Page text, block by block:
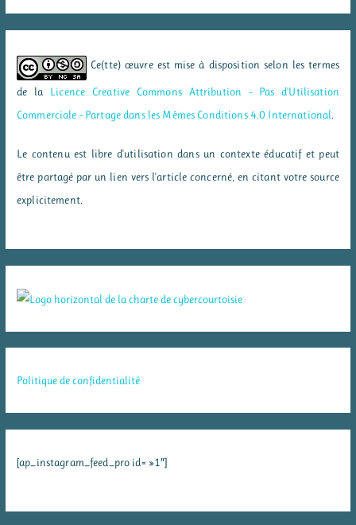
Ce(tte) œuvre est mise à disposition selon les termes
de la Licence Creative Commons Attribution - Pas d’Utilisation
Commerciale - Partage dans les Mêmes Conditions 4.0 International
Le contenu est libre d'utilisation dans un contexte éducatif et peut
être partagé par un lien vers l'article concerné, en citant votre source
explicitement.
Politique de confidentialité
[ap_instagram_feed_pro id= »1″]